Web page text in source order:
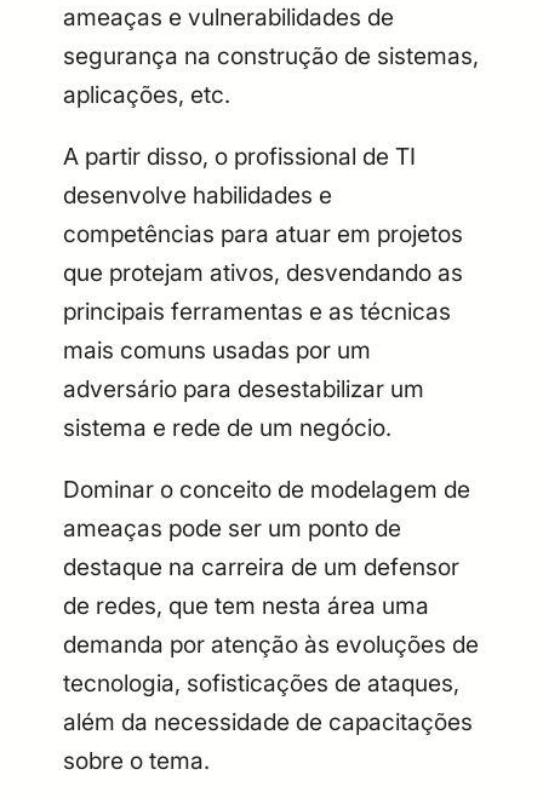
ameaças e vulnerabilidades de
segurança na construção de sistemas,
aplicações, etc.
A partir disso, o profissional de TI
desenvolve habilidades e
competências para atuar em projetos
que protejam ativos, desvendando as
principais ferramentas e as técnicas
mais comuns usadas por um
adversário para desestabilizar um
sistema e rede de um negócio.
Dominar o conceito de modelagem de
ameaças pode ser um ponto de
destaque na carreira de um defensor
de redes, que tem nesta área uma
demanda por atenção às evoluções de
tecnologia, sofisticações de ataques,
além da necessidade de capacitações
sobre o tema.